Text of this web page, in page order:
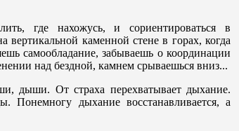
где нахожусь, и сориентироваться в
вертикальной каменной стене в горах, когда
самообладание, забываешь о координации
над бездной, камнем срываешься вниз...
дыши. От страха перехватывает дыхание.
Понемногу дыхание восстанавливается, а